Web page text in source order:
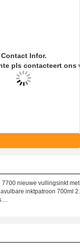
Contact Infor.
pls contacteert
nieuwe vullingsinkt met
inktpatroon 700ml 2.
...